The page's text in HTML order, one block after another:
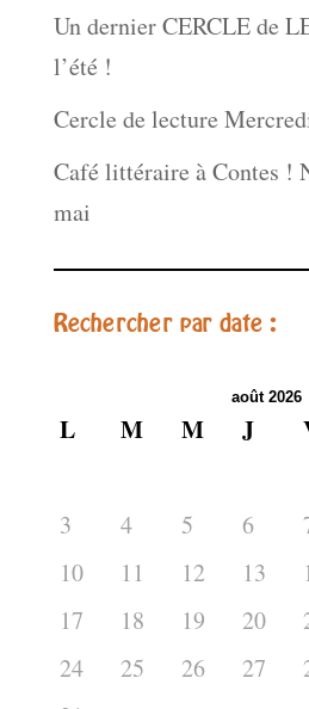
Un dernier CERCLE de
l’été !
Cercle de lecture
Café littéraire à Contes !
mai
Rechercher par date :
août 2026
L M M J
3
4 5 6
10 11 12 13
17
18 19 20
24
25 26 27